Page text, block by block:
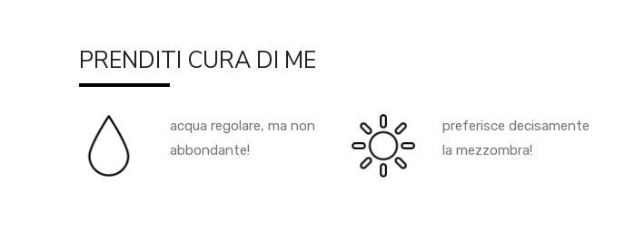
PRENDITI CURA DI ME
acqua regolare, ma non
abbondante!
preferisce decisamente
la mezzombra!